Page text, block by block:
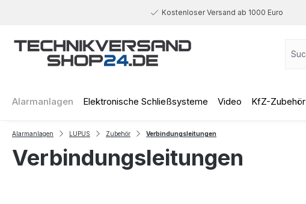
Kostenloser Versand ab 1000 Euro
Alarmanlagen Elektronische Schließsysteme Video KfZ-Zubehör
Alarmanlagen LUPUS Zubehör Verbindungsleitungen
Verbindungsleitungen